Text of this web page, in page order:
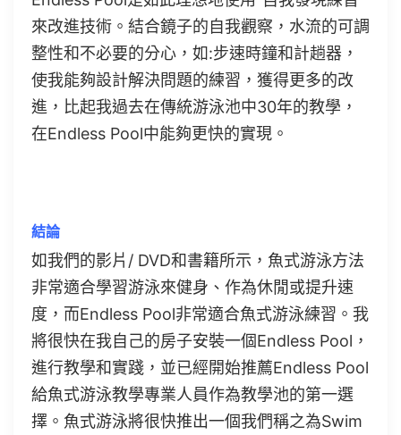
來改進技術。結合鏡子的自我觀察，水流的可調
整性和不必要的分心，如:步速時鐘和計趟器，
使我能夠設計解決問題的練習，獲得更多的改
進，比起我過去在傳統游泳池中30年的教學，
在Endless Pool中能夠更快的實現。
結論
如我們的影片/ DVD和書籍所示，魚式游泳方法
非常適合學習游泳來健身、作為休閒或提升速
度，而Endless Pool非常適合魚式游泳練習。我
將很快在我自己的房子安裝一個Endless Pool，
進行教學和實踐，並已經開始推薦Endless Pool
給魚式游泳教學專業人員作為教學池的第一選
擇。魚式游泳將很快推出一個我們稱之為Swim